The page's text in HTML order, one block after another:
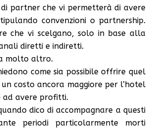
partner che vi permetterà di avere
convenzioni o partnership.
che vi scelgano, solo in base alla
diretti e indiretti.
molto altro.
come sia possibile offrire quel
costo ancora maggiore per l’hotel
avere profitti.
dico di accompagnare a questi
periodi particolarmente morti